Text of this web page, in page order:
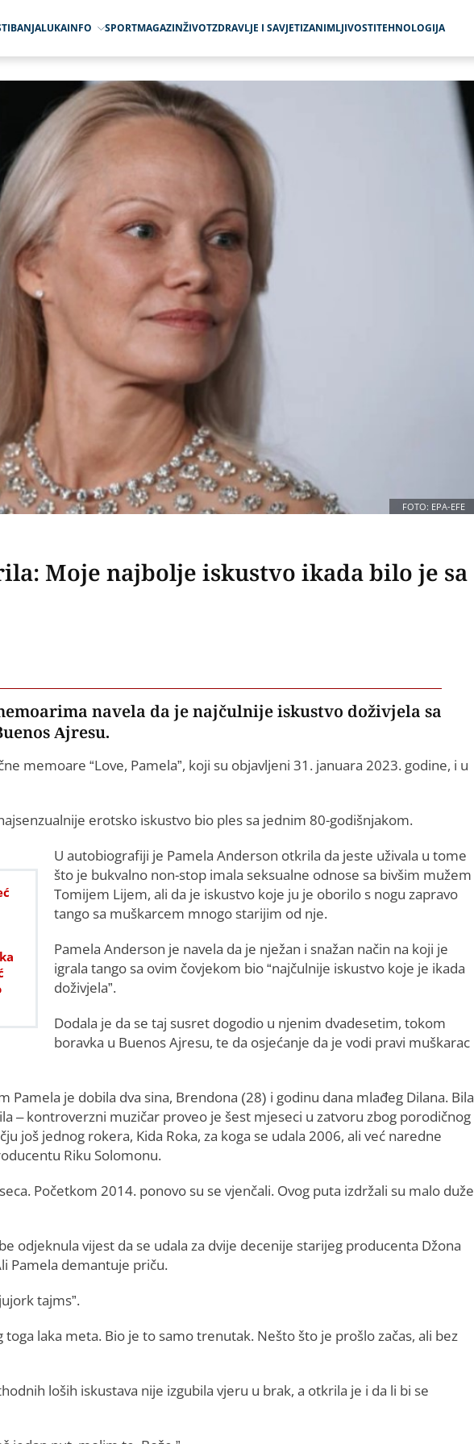
BANJALUKAINFO SPORTMAGAZINŽIVOTZDRAVLJE I SAVJETIZANIMLJIVOSTITEHNOLOGIJA
FOTO: EPA-EFE
Moje najbolje iskustvo ikada bilo je sa
navela da je najčulnije iskustvo doživjela sa
Ajresu.
memoare “Love, Pamela”, koji su objavljeni 31. januara 2023. godine, i u
erotsko iskustvo bio ples sa jednim 80-godišnjakom.
U autobiografiji je Pamela Anderson otkrila da jeste uživala u tome
što je bukvalno non-stop imala seksualne odnose sa bivšim mužem
Tomijem Lijem, ali da je iskustvo koje ju je oborilo s nogu zapravo
tango sa muškarcem mnogo starijim od nje.
Pamela Anderson je navela da je nježan i snažan način na koji je
igrala tango sa ovim čovjekom bio “najčulnije iskustvo koje je ikada
doživjela”.
Dodala je da se taj susret dogodio u njenim dvadesetim, tokom
boravka u Buenos Ajresu, te da osjećanje da je vodi pravi muškarac
Pamela je dobila dva sina, Brendona (28) i godinu dana mlađeg Dilana. Bila
– kontroverzni muzičar proveo je šest mjeseci u zatvoru zbog porodičnog
još jednog rokera, Kida Roka, za koga se udala 2006, ali već naredne
Riku Solomonu.
Početkom 2014. ponovo su se vjenčali. Ovog puta izdržali su malo duže
odjeknula vijest da se udala za dvije decenije starijeg producenta Džona
Pamela demantuje priču.
tajms”.
laka meta. Bio je to samo trenutak. Nešto što je prošlo začas, ali bez
loših iskustava nije izgubila vjeru u brak, a otkrila je i da li bi se